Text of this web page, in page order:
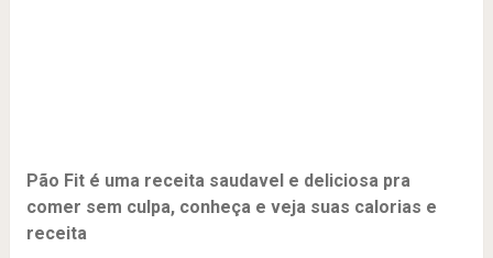
Pão Fit é uma receita saudavel e deliciosa pra
comer sem culpa, conheça e veja suas calorias e
receita